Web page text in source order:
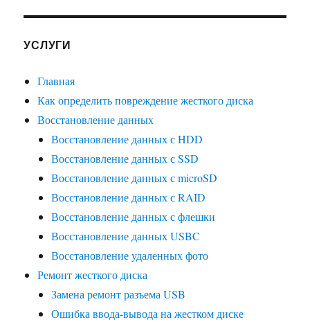
УСЛУГИ
Главная
Как определить повреждение жесткого диска
Восстановление данных
Восстановление данных с HDD
Восстановление данных с SSD
Восстановление данных с microSD
Восстановление данных с RAID
Восстановление данных с флешки
Восстановление данных USBC
Восстановление удаленных фото
Ремонт жесткого диска
Замена ремонт разъема USB
Ошибка ввода-вывода на жестком диске